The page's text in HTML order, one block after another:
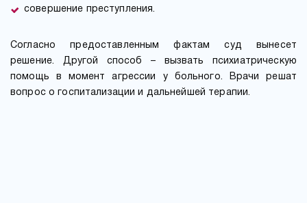
совершение преступления.
Согласно предоставленным фактам суд вынесет
решение. Другой способ – вызвать психиатрическую
помощь в момент агрессии у больного. Врачи решат
вопрос о госпитализации и дальнейшей терапии.